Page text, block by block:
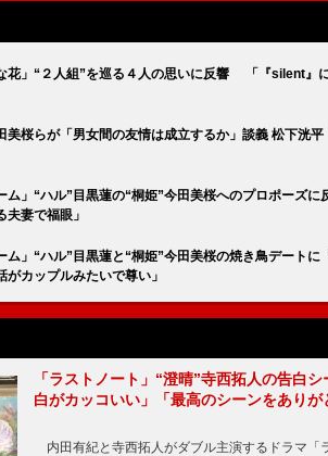
花」“２人組”を巡る４人の思いに反響 「『silent』
美桜らが「男女間の友情は成立するか」談義 松下洸
ム」“ハル”目黒蓮の“桐姫”今田美桜へのプロポーズ
夫妻で福眼」
ム」“ハル”目黒蓮と“桐姫”今田美桜の焼き鳥デート
がカップルみたいで尊い」
「ラストノート」“澄晴”寺西拓人の告白
白がカッコいい」「最高のシーンをありが
内田有紀と寺西拓人がダブル主演するドラマ「